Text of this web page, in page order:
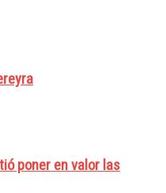
poner en valor las